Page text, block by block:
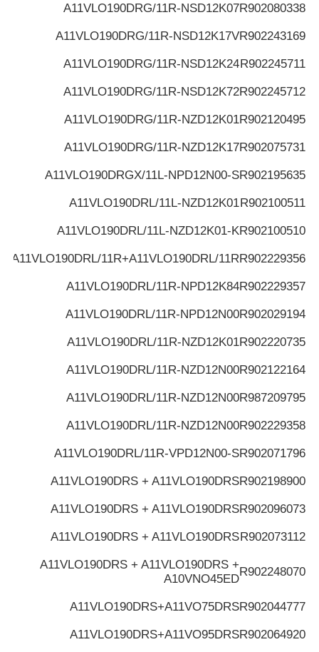
R902080338
A11VLO190DRG/11R-NSD12K07
R902243169
A11VLO190DRG/11R-NSD12K17V
R902245711
A11VLO190DRG/11R-NSD12K24
R902245712
A11VLO190DRG/11R-NSD12K72
R902120495
A11VLO190DRG/11R-NZD12K01
R902075731
A11VLO190DRG/11R-NZD12K17
R902195635
A11VLO190DRGX/11L-NPD12N00-S
R902100511
A11VLO190DRL/11L-NZD12K01
R902100510
A11VLO190DRL/11L-NZD12K01-K
R902229356
A11VLO190DRL/11R+A11VLO190DRL/11R
R902229357
A11VLO190DRL/11R-NPD12K84
R902029194
A11VLO190DRL/11R-NPD12N00
R902220735
A11VLO190DRL/11R-NZD12K01
R902122164
A11VLO190DRL/11R-NZD12N00
R987209795
A11VLO190DRL/11R-NZD12N00
R902229358
A11VLO190DRL/11R-NZD12N00
R902071796
A11VLO190DRL/11R-VPD12N00-S
R902198900
A11VLO190DRS + A11VLO190DRS
R902096073
A11VLO190DRS + A11VLO190DRS
R902073112
A11VLO190DRS + A11VLO190DRS
R902248070
A11VLO190DRS + A11VLO190DRS +
A10VNO45ED
R902044777
A11VLO190DRS+A11VO75DRS
R902064920
A11VLO190DRS+A11VO95DRS